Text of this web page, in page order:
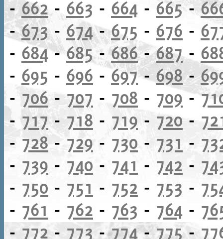
- 662 - 663 - 664 - 665-
-673- 674-675 - 676 -
- 684-685-686-687-
- 695 - 696 -697- 698-
- 706-707 - 708 - 709-
-717- 718 - 719 - 720 -
- 728- 729 - 730 - 731 -
- 739 - 740 - 741 - 742 -
- 750 - 751 - 752 - 753 -
- 761 - 762 - 763 - 764 -
- 772 - 773 -774-775-